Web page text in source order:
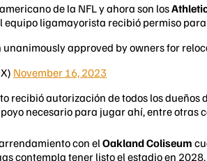
de la NFL y ahora son los
ligamayorista recibió permiso
approved by owners for
November 16, 2023
recibió autorización de todos los dueños
necesario para jugar ahí, entre otras
con el Oakland Coliseum
contempla tener listo el estadio en